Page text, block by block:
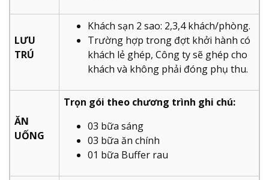
LƯU
TRÚ
Khách sạn 2 sao: 2,3,4 khách/phòng.
Trường hợp trong đợt khởi hành có
khách lẻ ghép, Công ty sẽ ghép cho
khách và không phải đóng phụ thu.
ĂN
UỐNG
Trọn gói theo chương trình ghi chú:
03 bữa sáng
03 bữa ăn chính
01 bữa Buffer rau